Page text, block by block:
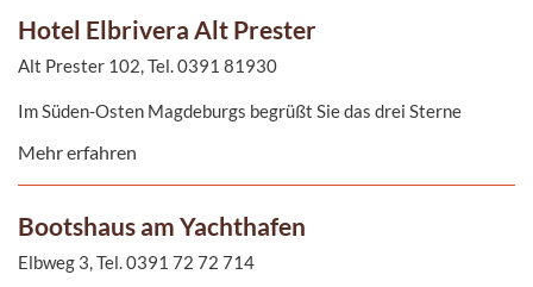
Hotel Elbrivera Alt Prester
Alt Prester 102, Tel. 0391 81930
Im Süden-Osten Magdeburgs begrüßt Sie das drei Sterne
direkt am Elberadweg gelegen, bietet Ihnen das Hotel eine
Mehr erfahren
Bootshaus am Yachthafen
Elbweg 3, Tel. 0391 72 72 714